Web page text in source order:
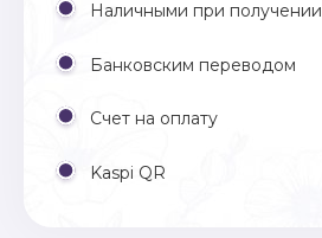
Наличными при получении
Банковским переводом
Счет на оплату
Kaspi QR